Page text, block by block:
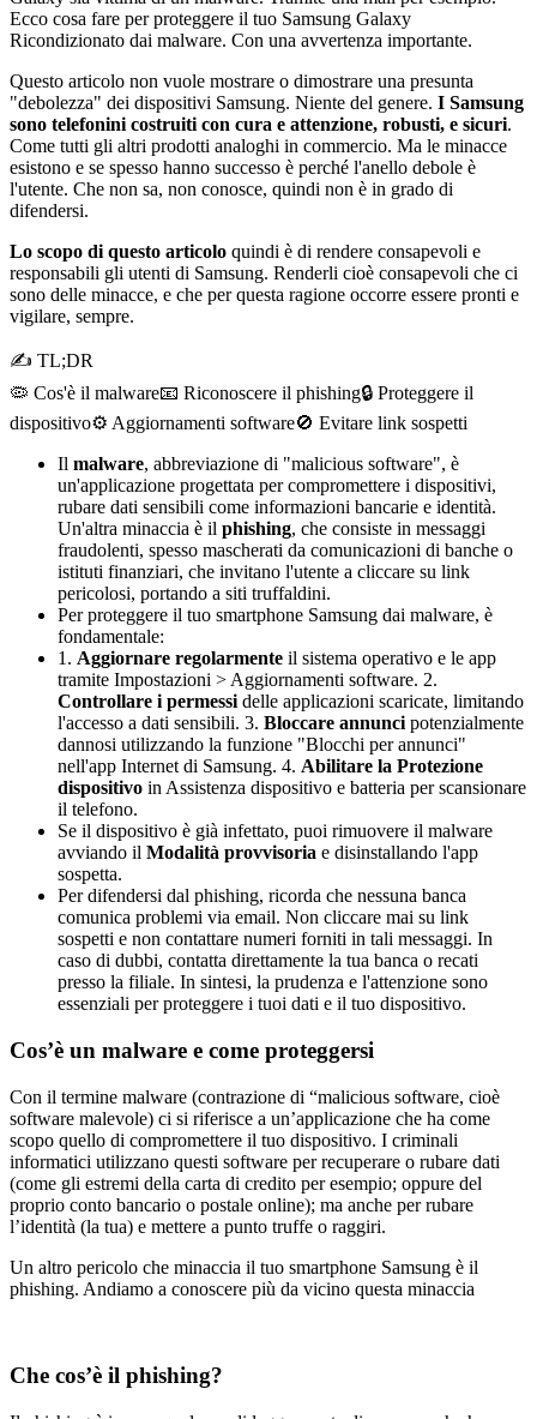
Ecco cosa fare per proteggere il tuo Samsung Galaxy
Ricondizionato dai malware. Con una avvertenza importante.
Questo articolo non vuole mostrare o dimostrare una presunta
"debolezza" dei dispositivi Samsung. Niente del genere. I Samsung
sono telefonini costruiti con cura e attenzione, robusti, e sicuri.
Come tutti gli altri prodotti analoghi in commercio. Ma le minacce
esistono e se spesso hanno successo è perché l'anello debole è
l'utente. Che non sa, non conosce, quindi non è in grado di
difendersi.
Lo scopo di questo articolo quindi è di rendere consapevoli e
responsabili gli utenti di Samsung. Renderli cioè consapevoli che ci
sono delle minacce, e che per questa ragione occorre essere pronti e
vigilare, sempre.
✍ TL;DR
🦠 Cos'è il malware📧 Riconoscere il phishing🔒 Proteggere il
dispositivo⚙️ Aggiornamenti software🚫 Evitare link sospetti
Il malware, abbreviazione di "malicious software", è
un'applicazione progettata per compromettere i dispositivi,
rubare dati sensibili come informazioni bancarie e identità.
Un'altra minaccia è il phishing, che consiste in messaggi
fraudolenti, spesso mascherati da comunicazioni di banche o
istituti finanziari, che invitano l'utente a cliccare su link
pericolosi, portando a siti truffaldini.
Per proteggere il tuo smartphone Samsung dai malware, è
fondamentale:
1. Aggiornare regolarmente il sistema operativo e le app
tramite Impostazioni > Aggiornamenti software. 2.
Controllare i permessi delle applicazioni scaricate, limitando
l'accesso a dati sensibili. 3. Bloccare annunci potenzialmente
dannosi utilizzando la funzione "Blocchi per annunci"
nell'app Internet di Samsung. 4. Abilitare la Protezione
dispositivo in Assistenza dispositivo e batteria per scansionare
il telefono.
Se il dispositivo è già infettato, puoi rimuovere il malware
avviando il Modalità provvisoria e disinstallando l'app
sospetta.
Per difendersi dal phishing, ricorda che nessuna banca
comunica problemi via email. Non cliccare mai su link
sospetti e non contattare numeri forniti in tali messaggi. In
caso di dubbi, contatta direttamente la tua banca o recati
presso la filiale. In sintesi, la prudenza e l'attenzione sono
essenziali per proteggere i tuoi dati e il tuo dispositivo.
Cos’è un malware e come proteggersi
Con il termine malware (contrazione di “malicious software, cioè
software malevole) ci si riferisce a un’applicazione che ha come
scopo quello di compromettere il tuo dispositivo. I criminali
informatici utilizzano questi software per recuperare o rubare dati
(come gli estremi della carta di credito per esempio; oppure del
proprio conto bancario o postale online); ma anche per rubare
l’identità (la tua) e mettere a punto truffe o raggiri.
Un altro pericolo che minaccia il tuo smartphone Samsung è il
phishing. Andiamo a conoscere più da vicino questa minaccia
Che cos’è il phishing?